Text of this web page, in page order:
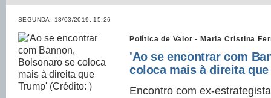
SEGUNDA, 18/03/2019, 15:26
Política de Valor - Maria Cristina
'Ao se encontrar com
coloca mais à direita
Encontro com ex-